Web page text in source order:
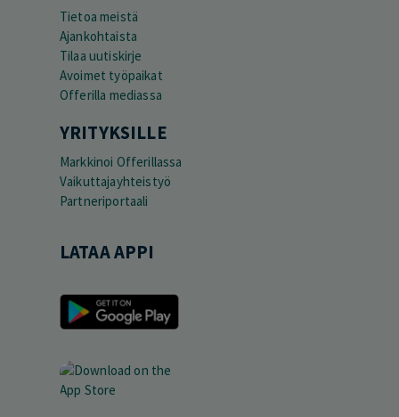
Tietoa meistä
Ajankohtaista
Tilaa uutiskirje
Avoimet työpaikat
Offerilla mediassa
YRITYKSILLE
Markkinoi Offerillassa
Vaikuttajayhteistyö
Partneriportaali
LATAA APPI